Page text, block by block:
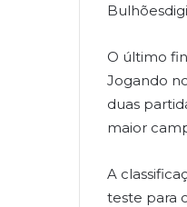
O último
Jogando
duas
maior
A
teste para